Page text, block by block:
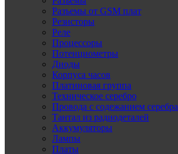
Разъемы от GSM плат
Резисторы
Реле
Процессоры
Потенциометры
Диоды
Корпуса часов
Платиновая группа
Техническое серебро
Провода с содежанием серебра
Тантал из радиодеталей
Аккумуляторы
Лампы
Платы